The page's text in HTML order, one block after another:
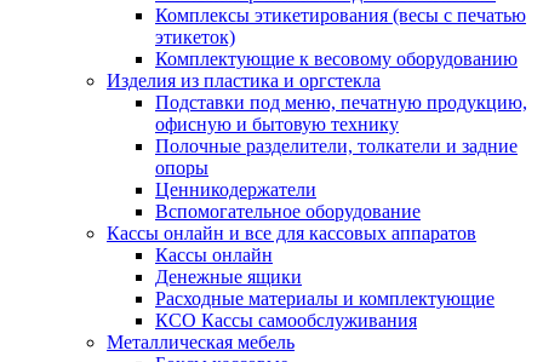
Комплексы этикетирования (весы с печатью
этикеток)
Комплектующие к весовому оборудованию
Изделия из пластика и оргстекла
Подставки под меню, печатную продукцию,
офисную и бытовую технику
Полочные разделители, толкатели и задние
опоры
Ценникодержатели
Вспомогательное оборудование
Кассы онлайн и все для кассовых аппаратов
Кассы онлайн
Денежные ящики
Расходные материалы и комплектующие
КСО Кассы самообслуживания
Металлическая мебель